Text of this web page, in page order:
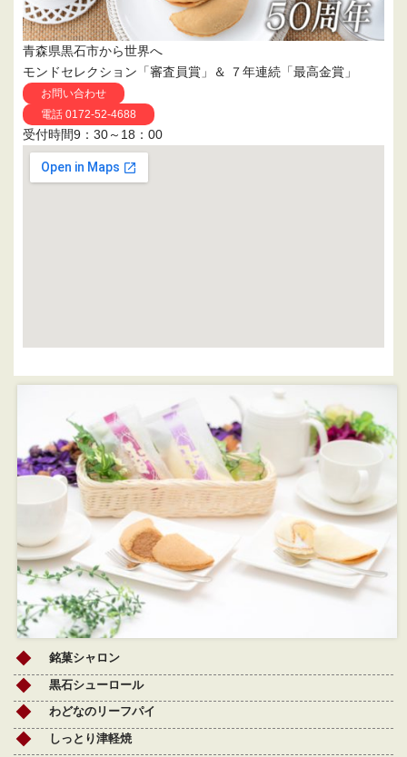
青森県黒石市から世界へ
モンドセレクション「審査員賞」＆ ７年連続「最高金賞」
お問い合わせ
電話 0172-52-4688
受付時間9：30～18：00
銘菓シャロン
黒石シューロール
わどなのリーフパイ
しっとり津軽焼